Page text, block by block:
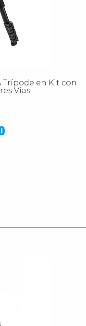
Trípode en Kit con
Vías